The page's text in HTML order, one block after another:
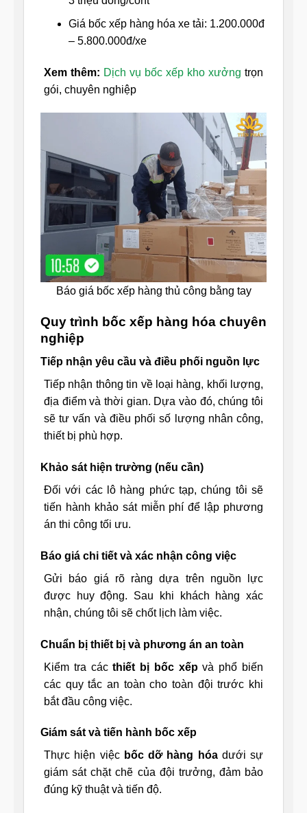
Giá bốc xếp hàng hóa xe tải: 1.200.000đ
– 5.800.000đ/xe
Xem thêm: Dịch vụ bốc xếp kho xưởng trọn
gói, chuyên nghiệp
Báo giá bốc xếp hàng thủ công bằng tay
Quy trình bốc xếp hàng hóa chuyên
nghiệp
Tiếp nhận yêu cầu và điều phối nguồn lực
Tiếp nhận thông tin về loại hàng, khối lượng,
địa điểm và thời gian. Dựa vào đó, chúng tôi
sẽ tư vấn và điều phối số lượng nhân công,
thiết bị phù hợp.
Khảo sát hiện trường (nếu cần)
Đối với các lô hàng phức tạp, chúng tôi sẽ
tiến hành khảo sát miễn phí để lập phương
án thi công tối ưu.
Báo giá chi tiết và xác nhận công việc
Gửi báo giá rõ ràng dựa trên nguồn lực
được huy động. Sau khi khách hàng xác
nhận, chúng tôi sẽ chốt lịch làm việc.
Chuẩn bị thiết bị và phương án an toàn
Kiểm tra cácthiết bị bốc xếpvà phổ biến
các quy tắc an toàn cho toàn đội trước khi
bắt đầu công việc.
Giám sát và tiến hành bốc xếp
Thực hiện việc bốc dỡ hàng hóadưới sự
giám sát chặt chẽ của đội trưởng, đảm bảo
đúng kỹ thuật và tiến độ.